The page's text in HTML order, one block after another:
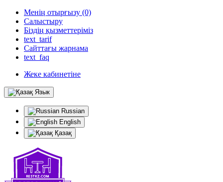
Менің отырғызу (0)
Салыстыру
Біздің қызметтеріміз
text_tarif
Сайттағы жарнама
text_faq
Жеке кабинетіне
Язык
Russian
English
Қазақ